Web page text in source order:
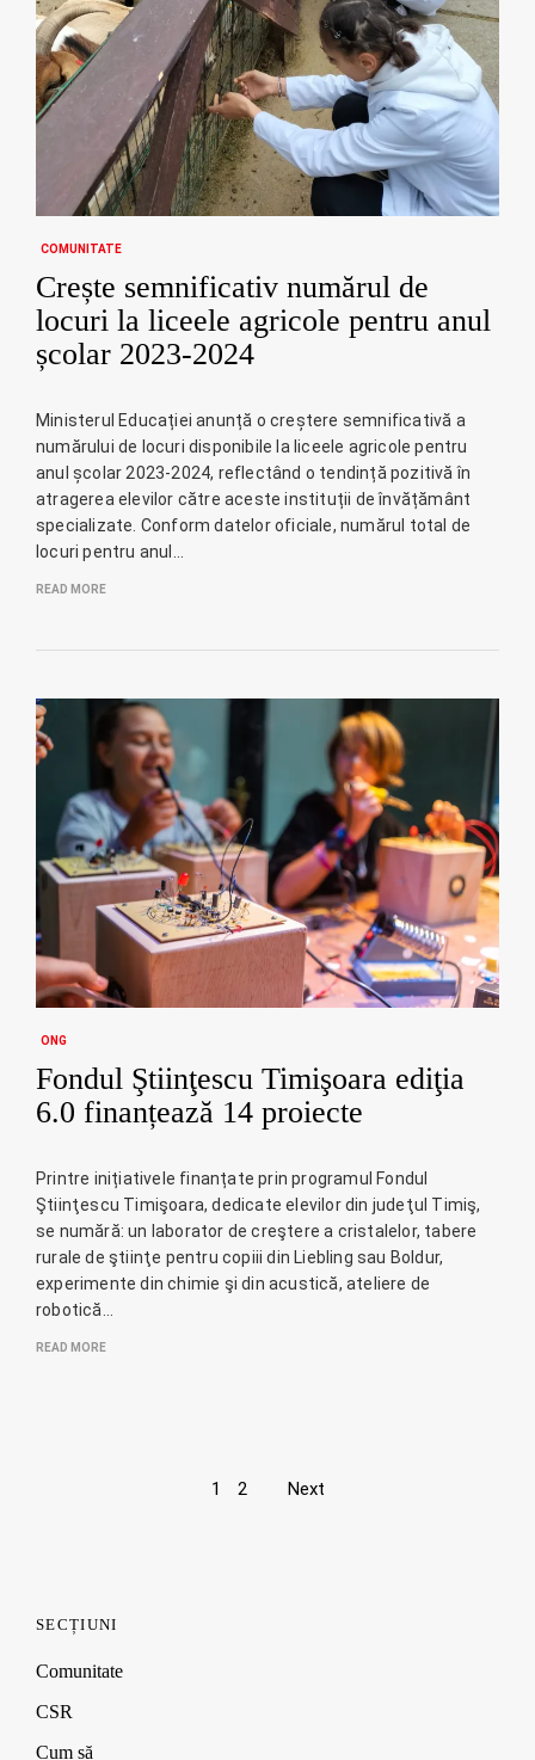
COMUNITATE
Crește semnificativ numărul de
locuri la liceele agricole pentru anul
școlar 2023-2024
Ministerul Educației anunță o creștere semnificativă a
numărului de locuri disponibile la liceele agricole pentru
anul școlar 2023-2024, reflectând o tendință pozitivă în
atragerea elevilor către aceste instituții de învățământ
specializate. Conform datelor oficiale, numărul total de
locuri pentru anul…
READ MORE
ONG
Fondul Ştiinţescu Timişoara ediţia
6.0 finanțează 14 proiecte
Printre inițiativele finanțate prin programul Fondul
Ştiinţescu Timişoara, dedicate elevilor din judeţul Timiş,
se numără: un laborator de creştere a cristalelor, tabere
rurale de ştiinţe pentru copiii din Liebling sau Boldur,
experimente din chimie şi din acustică, ateliere de
robotică…
READ MORE
1 2 Next
SECȚIUNI
Comunitate
CSR
Cum să